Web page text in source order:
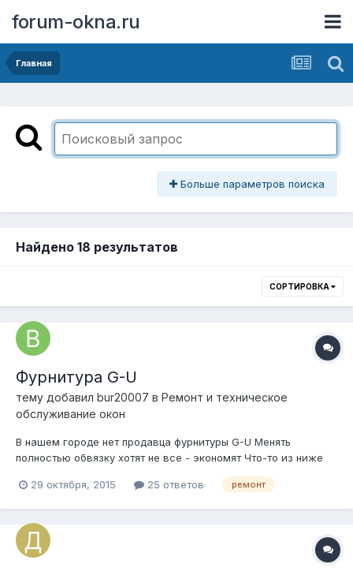
forum-okna.ru
Главная
Больше параметров поиска
Найдено 18 результатов
СОРТИРОВКА
Фурнитура G-U
тему добавил bur20007 в Ремонт и техническое
обслуживание окон
В нашем городе нет продавца фурнитуры G-U Менять
полностью обвязку хотят не все - экономят Что-то из ниже
Зигения Фаворит Интерника Форнакс Винкхаус Пропилот ВХС
29 октября, 2015 25 ответов ремонт